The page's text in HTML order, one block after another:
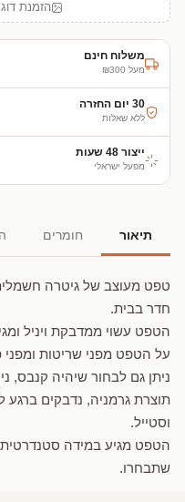
הזמנת
משלוח חינם
מעל ₪300
30 יום החזרה
ללא שאלות
ייצור 48 שעות
מפעל ישראלי
תיאור חומרים
טפט מעוצב של גיטרה
חדר בבית.
הטפט עשוי ממדבקת ויניל
על הטפט מפני שריטות ומפני
ניתן גם לבחור שיהיה קנבס,
תוצרת גרמניה, נדבקים
וסטייל.
הטפט מגיע במידה סטנדרטית
שתבחרו.